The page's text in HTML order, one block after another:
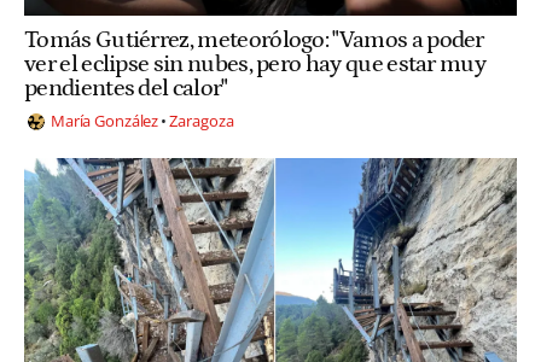
Tomás Gutiérrez, meteorólogo: "Vamos a poder
ver el eclipse sin nubes, pero hay que estar muy
pendientes del calor"
María González Zaragoza